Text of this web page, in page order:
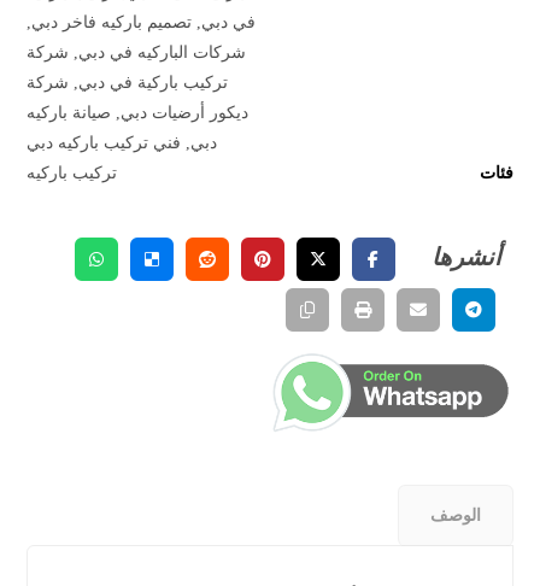
في دبي تصميم باركيه فاخر دبي
شركات الباركيه في دبي
شركة
تركيب باركية في دبي
شركة
ديكور أرضيات دبي
صيانة باركيه
دبي
فني تركيب باركيه دبي
فئات
تركيب باركيه
الوصف